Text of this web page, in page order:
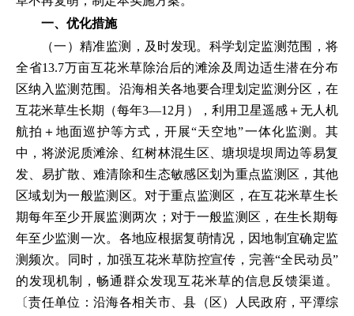
一、优化措施
（一）精准监测，及时发现。科学划定监测范围，将
全省13.7万亩互花米草除治后的滩涂及周边适生潜在分布
区纳入监测范围。沿海相关各地要合理划定监测分区，在
互花米草生长期（每年3—12月），利用卫星遥感＋无人机
航拍＋地面巡护等方式，开展“天空地”一体化监测。其
中，将淤泥质滩涂、红树林混生区、塘坝堤坝周边等易复
发、易扩散、难清除和生态敏感区划为重点监测区，其他
区域划为一般监测区。对于重点监测区，在互花米草生长
期每年至少开展监测两次；对于一般监测区，在生长期每
年至少监测一次。各地应根据复萌情况，因地制宜确定监
测频次。同时，加强互花米草防控宣传，完善“全民动员”
的发现机制，畅通群众发现互花米草的信息反馈渠道。
〔责任单位：沿海各相关市、县（区）人民政府，平潭综